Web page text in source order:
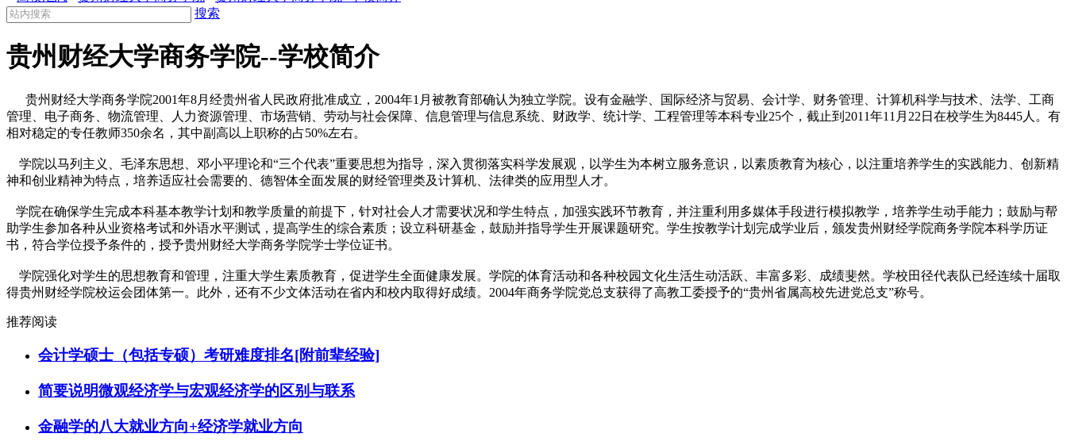
搜索
贵州财经大学商务学院--学校简介
贵州财经大学商务学院2001年8月经贵州省人民政府批准成立，2004年1月被教育部确认为独立学院。设有金融学、国际经济与贸易、会计学、财务管理、计算机科学与技术、法学、工商
管理、电子商务、物流管理、人力资源管理、市场营销、劳动与社会保障、信息管理与信息系统、财政学、统计学、工程管理等本科专业25个，截止到2011年11月22日在校学生为8445人。有
相对稳定的专任教师350余名，其中副高以上职称的占50%左右。
学院以马列主义、毛泽东思想、邓小平理论和“三个代表”重要思想为指导，深入贯彻落实科学发展观，以学生为本树立服务意识，以素质教育为核心，以注重培养学生的实践能力、创新精
神和创业精神为特点，培养适应社会需要的、德智体全面发展的财经管理类及计算机、法律类的应用型人才。
学院在确保学生完成本科基本教学计划和教学质量的前提下，针对社会人才需要状况和学生特点，加强实践环节教育，并注重利用多媒体手段进行模拟教学，培养学生动手能力；鼓励与帮
助学生参加各种从业资格考试和外语水平测试，提高学生的综合素质；设立科研基金，鼓励并指导学生开展课题研究。学生按教学计划完成学业后，颁发贵州财经学院商务学院本科学历证
书，符合学位授予条件的，授予贵州财经大学商务学院学士学位证书。
学院强化对学生的思想教育和管理，注重大学生素质教育，促进学生全面健康发展。学院的体育活动和各种校园文化生活生动活跃、丰富多彩、成绩斐然。学校田径代表队已经连续十届取
得贵州财经学院校运会团体第一。此外，还有不少文体活动在省内和校内取得好成绩。2004年商务学院党总支获得了高教工委授予的“贵州省属高校先进党总支”称号。
推荐阅读
会计学硕士（包括专硕）考研难度排名[附前辈经验]
简要说明微观经济学与宏观经济学的区别与联系
金融学的八大就业方向+经济学就业方向